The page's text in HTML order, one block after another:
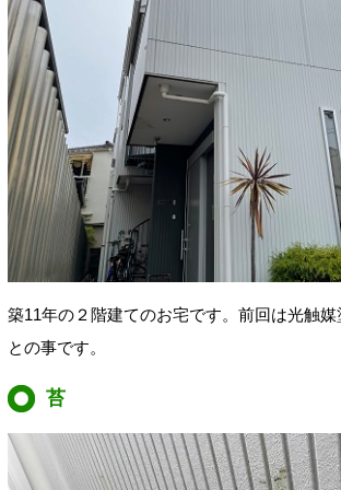
築11年の２階建てのお宅です。前回は光触
との事です。
苔